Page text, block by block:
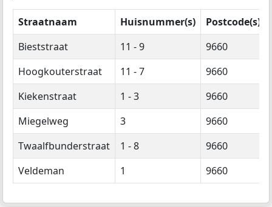
Straatnaam Huisnummer(s)
Postcode(s)
Bieststraat
11 - 9
9660
Hoogkouterstraat
11 - 7
9660
Kiekenstraat
1 - 3
9660
Miegelweg
3
9660
Twaalfbunderstraat
1 - 8
9660
Veldeman
1 9660